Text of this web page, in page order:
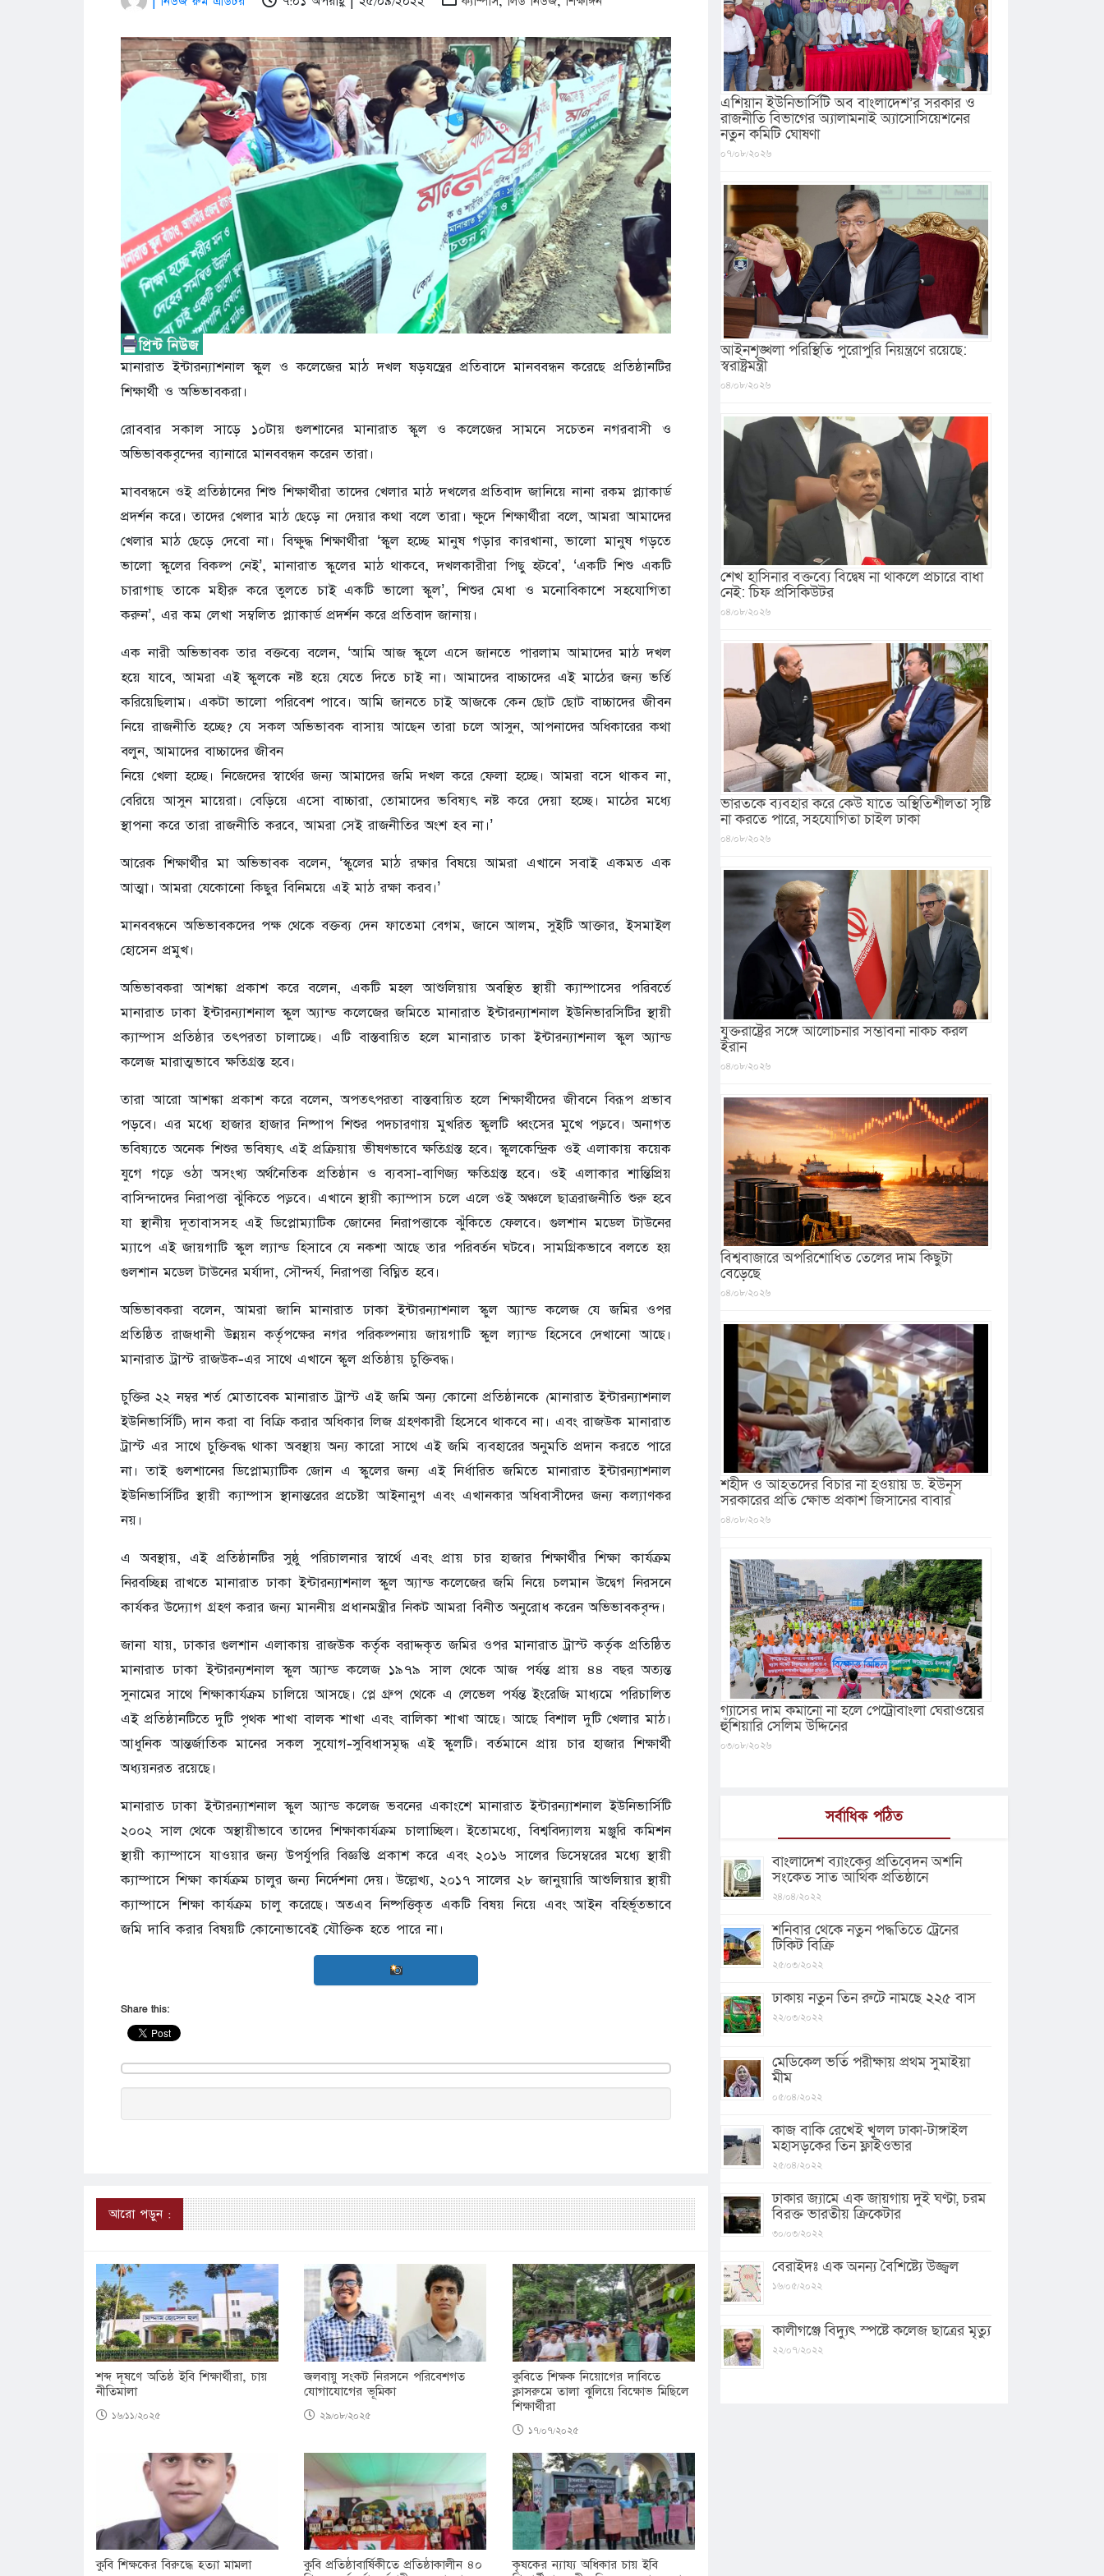
মানারাত ইন্টারন্যাশনাল স্কুল ও কলেজের মাঠ দখল ষড়যন্ত্রের প্রতিবাদে মানববন্ধন করেছে প্রতিষ্ঠানটির
শিক্ষার্থী ও অভিভাবকরা।
রোববার সকাল সাড়ে ১০টায় গুলশানের মানারাত স্কুল ও কলেজের সামনে সচেতন নগরবাসী ও
অভিভাবকবৃন্দের ব্যানারে মানববন্ধন করেন তারা।
মাববন্ধনে ওই প্রতিষ্ঠানের শিশু শিক্ষার্থীরা তাদের খেলার মাঠ দখলের প্রতিবাদ জানিয়ে নানা রকম প্ল্যাকার্ড
প্রদর্শন করে। তাদের খেলার মাঠ ছেড়ে না দেয়ার কথা বলে তারা। ক্ষুদে শিক্ষার্থীরা বলে, আমরা আমাদের
খেলার মাঠ ছেড়ে দেবো না। বিক্ষুদ্ধ শিক্ষার্থীরা ‘স্কুল হচ্ছে মানুষ গড়ার কারখানা, ভালো মানুষ গড়তে
ভালো স্কুলের বিকল্প নেই’, মানারাত স্কুলের মাঠ থাকবে, দখলকারীরা পিছু হটবে’, ‘একটি শিশু একটি
চারাগাছ তাকে মহীরু করে তুলতে চাই একটি ভালো স্কুল’, শিশুর মেধা ও মনোবিকাশে সহযোগিতা
করুন’, এর কম লেখা সম্বলিত প্ল্যাকার্ড প্রদর্শন করে প্রতিবাদ জানায়।
এক নারী অভিভাবক তার বক্তব্যে বলেন, ‘আমি আজ স্কুলে এসে জানতে পারলাম আমাদের মাঠ দখল
হয়ে যাবে, আমরা এই স্কুলকে নষ্ট হয়ে যেতে দিতে চাই না। আমাদের বাচ্চাদের এই মাঠের জন্য ভর্তি
করিয়েছিলাম। একটা ভালো পরিবেশ পাবে। আমি জানতে চাই আজকে কেন ছোট ছোট বাচ্চাদের জীবন
নিয়ে রাজনীতি হচ্ছে? যে সকল অভিভাবক বাসায় আছেন তারা চলে আসুন, আপনাদের অধিকারের কথা
বলুন, আমাদের বাচ্চাদের জীবন
নিয়ে খেলা হচ্ছে। নিজেদের স্বার্থের জন্য আমাদের জমি দখল করে ফেলা হচ্ছে। আমরা বসে থাকব না,
বেরিয়ে আসুন মায়েরা। বেড়িয়ে এসো বাচ্চারা, তোমাদের ভবিষ্যৎ নষ্ট করে দেয়া হচ্ছে। মাঠের মধ্যে
স্থাপনা করে তারা রাজনীতি করবে, আমরা সেই রাজনীতির অংশ হব না।’
আরেক শিক্ষার্থীর মা অভিভাবক বলেন, ‘স্কুলের মাঠ রক্ষার বিষয়ে আমরা এখানে সবাই একমত এক
আত্মা। আমরা যেকোনো কিছুর বিনিময়ে এই মাঠ রক্ষা করব।’
মানববন্ধনে অভিভাবকদের পক্ষ থেকে বক্তব্য দেন ফাতেমা বেগম, জানে আলম, সুইটি আক্তার, ইসমাইল
হোসেন প্রমুখ।
অভিভাবকরা আশঙ্কা প্রকাশ করে বলেন, একটি মহল আশুলিয়ায় অবস্থিত স্থায়ী ক্যাম্পাসের পরিবর্তে
মানারাত ঢাকা ইন্টারন্যাশনাল স্কুল অ্যান্ড কলেজের জমিতে মানারাত ইন্টারন্যাশনাল ইউনিভারসিটির স্থায়ী
ক্যাম্পাস প্রতিষ্ঠার তৎপরতা চালাচ্ছে। এটি বাস্তবায়িত হলে মানারাত ঢাকা ইন্টারন্যাশনাল স্কুল অ্যান্ড
কলেজ মারাত্মভাবে ক্ষতিগ্রস্ত হবে।
তারা আরো আশঙ্কা প্রকাশ করে বলেন, অপতৎপরতা বাস্তবায়িত হলে শিক্ষার্থীদের জীবনে বিরূপ প্রভাব
পড়বে। এর মধ্যে হাজার হাজার নিষ্পাপ শিশুর পদচারণায় মুখরিত স্কুলটি ধ্বংসের মুখে পড়বে। অনাগত
ভবিষ্যতে অনেক শিশুর ভবিষ্যৎ এই প্রক্রিয়ায় ভীষণভাবে ক্ষতিগ্রস্ত হবে। স্কুলকেন্দ্রিক ওই এলাকায় কয়েক
যুগে গড়ে ওঠা অসংখ্য অর্থনৈতিক প্রতিষ্ঠান ও ব্যবসা-বাণিজ্য ক্ষতিগ্রস্ত হবে। ওই এলাকার শান্তিপ্রিয়
বাসিন্দাদের নিরাপত্তা ঝুঁকিতে পড়বে। এখানে স্থায়ী ক্যাম্পাস চলে এলে ওই অঞ্চলে ছাত্ররাজনীতি শুরু হবে
যা স্থানীয় দূতাবাসসহ এই ডিপ্লোম্যাটিক জোনের নিরাপত্তাকে ঝুঁকিতে ফেলবে। গুলশান মডেল টাউনের
ম্যাপে এই জায়গাটি স্কুল ল্যান্ড হিসাবে যে নকশা আছে তার পরিবর্তন ঘটবে। সামগ্রিকভাবে বলতে হয়
গুলশান মডেল টাউনের মর্যাদা, সৌন্দর্য, নিরাপত্তা বিঘ্নিত হবে।
অভিভাবকরা বলেন, আমরা জানি মানারাত ঢাকা ইন্টারন্যাশনাল স্কুল অ্যান্ড কলেজ যে জমির ওপর
প্রতিষ্ঠিত রাজধানী উন্নয়ন কর্তৃপক্ষের নগর পরিকল্পনায় জায়গাটি স্কুল ল্যান্ড হিসেবে দেখানো আছে।
মানারাত ট্রাস্ট রাজউক-এর সাথে এখানে স্কুল প্রতিষ্ঠায় চুক্তিবদ্ধ।
চুক্তির ২২ নম্বর শর্ত মোতাবেক মানারাত ট্রাস্ট এই জমি অন্য কোনো প্রতিষ্ঠানকে (মানারাত ইন্টারন্যাশনাল
ইউনিভার্সিটি) দান করা বা বিক্রি করার অধিকার লিজ গ্রহণকারী হিসেবে থাকবে না। এবং রাজউক মানারাত
ট্রাস্ট এর সাথে চুক্তিবদ্ধ থাকা অবস্থায় অন্য কারো সাথে এই জমি ব্যবহারের অনুমতি প্রদান করতে পারে
না। তাই গুলশানের ডিপ্লোম্যাটিক জোন এ স্কুলের জন্য এই নির্ধারিত জমিতে মানারাত ইন্টারন্যাশনাল
ইউনিভার্সিটির স্থায়ী ক্যাম্পাস স্থানান্তরের প্রচেষ্টা আইনানুগ এবং এখানকার অধিবাসীদের জন্য কল্যাণকর
নয়।
এ অবস্থায়, এই প্রতিষ্ঠানটির সুষ্ঠু পরিচালনার স্বার্থে এবং প্রায় চার হাজার শিক্ষার্থীর শিক্ষা কার্যক্রম
নিরবচ্ছিন্ন রাখতে মানারাত ঢাকা ইন্টারন্যাশনাল স্কুল অ্যান্ড কলেজের জমি নিয়ে চলমান উদ্বেগ নিরসনে
কার্যকর উদ্যোগ গ্রহণ করার জন্য মাননীয় প্রধানমন্ত্রীর নিকট আমরা বিনীত অনুরোধ করেন অভিভাবকবৃন্দ।
জানা যায়, ঢাকার গুলশান এলাকায় রাজউক কর্তৃক বরাদ্দকৃত জমির ওপর মানারাত ট্রাস্ট কর্তৃক প্রতিষ্ঠিত
মানারাত ঢাকা ইন্টারন্যশনাল স্কুল অ্যান্ড কলেজ ১৯৭৯ সাল থেকে আজ পর্যন্ত প্রায় ৪৪ বছর অত্যন্ত
সুনামের সাথে শিক্ষাকার্যক্রম চালিয়ে আসছে। প্লে গ্রুপ থেকে এ লেভেল পর্যন্ত ইংরেজি মাধ্যমে পরিচালিত
এই প্রতিষ্ঠানটিতে দুটি পৃথক শাখা বালক শাখা এবং বালিকা শাখা আছে। আছে বিশাল দুটি খেলার মাঠ।
আধুনিক আন্তর্জাতিক মানের সকল সুযোগ-সুবিধাসমৃদ্ধ এই স্কুলটি। বর্তমানে প্রায় চার হাজার শিক্ষার্থী
অধ্যয়নরত রয়েছে।
মানারাত ঢাকা ইন্টারন্যাশনাল স্কুল অ্যান্ড কলেজ ভবনের একাংশে মানারাত ইন্টারন্যাশনাল ইউনিভার্সিটি
২০০২ সাল থেকে অস্থায়ীভাবে তাদের শিক্ষাকার্যক্রম চালাচ্ছিল। ইতোমধ্যে, বিশ্ববিদ্যালয় মঞ্জুরি কমিশন
স্থায়ী ক্যাম্পাসে যাওয়ার জন্য উপর্যুপরি বিজ্ঞপ্তি প্রকাশ করে এবং ২০১৬ সালের ডিসেম্বরের মধ্যে স্থায়ী
ক্যাম্পাসে শিক্ষা কার্যক্রম চালুর জন্য নির্দেশনা দেয়। উল্লেখ্য, ২০১৭ সালের ২৮ জানুয়ারি আশুলিয়ার স্থায়ী
ক্যাম্পাসে শিক্ষা কার্যক্রম চালু করেছে। অতএব নিষ্পত্তিকৃত একটি বিষয় নিয়ে এবং আইন বহির্ভূতভাবে
জমি দাবি করার বিষয়টি কোনোভাবেই যৌক্তিক হতে পারে না।
Share this:
আরো পড়ুন :
শব্দ দূষণে অতিষ্ঠ ইবি শিক্ষার্থীরা, চায়
নীতিমালা
১৬/১১/২০২৫
জলবায়ু সংকট নিরসনে পরিবেশগত
যোগাযোগের ভূমিকা
২৯/০৮/২০২৫
কুবিতে শিক্ষক নিয়োগের দাবিতে
ক্লাসরুমে তালা ঝুলিয়ে বিক্ষোভ মিছিলে
শিক্ষার্থীরা
১৭/০৭/২০২৫
কুবি শিক্ষকের বিরুদ্ধে হত্যা মামলা
কুবি প্রতিষ্ঠাবার্ষিকীতে প্রতিষ্ঠাকালীন ৪০
কৃষকের ন্যায্য অধিকার চায় ইবি
এশিয়ান ইউনিভার্সিটি অব বাংলাদেশ’র সরকার ও
রাজনীতি বিভাগের অ্যালামনাই অ্যাসোসিয়েশনের
নতুন কমিটি ঘোষণা
০৭/০৮/২০২৬
আইনশৃঙ্খলা পরিস্থিতি পুরোপুরি নিয়ন্ত্রণে রয়েছে:
স্বরাষ্ট্রমন্ত্রী
০৪/০৮/২০২৬
শেখ হাসিনার বক্তব্যে বিদ্বেষ না থাকলে প্রচারে বাধা
নেই: চিফ প্রসিকিউটর
০৪/০৮/২০২৬
ভারতকে ব্যবহার করে কেউ যাতে অস্থিতিশীলতা সৃষ্টি
না করতে পারে, সহযোগিতা চাইল ঢাকা
০৪/০৮/২০২৬
যুক্তরাষ্ট্রের সঙ্গে আলোচনার সম্ভাবনা নাকচ করল
ইরান
০৪/০৮/২০২৬
বিশ্ববাজারে অপরিশোধিত তেলের দাম কিছুটা
বেড়েছে
০৪/০৮/২০২৬
শহীদ ও আহতদের বিচার না হওয়ায় ড. ইউনূস
সরকারের প্রতি ক্ষোভ প্রকাশ জিসানের বাবার
০৪/০৮/২০২৬
গ্যাসের দাম কমানো না হলে পেট্রোবাংলা ঘেরাওয়ের
হুঁশিয়ারি সেলিম উদ্দিনের
০৩/০৮/২০২৬
সর্বাধিক পঠিত
বাংলাদেশ ব্যাংকের প্রতিবেদন অশনি
সংকেত সাত আর্থিক প্রতিষ্ঠানে
২৪/০৪/২০২২
শনিবার থেকে নতুন পদ্ধতিতে ট্রেনের
টিকিট বিক্রি
২৫/০৩/২০২২
ঢাকায় নতুন তিন রুটে নামছে ২২৫ বাস
২২/০৩/২০২২
মেডিকেল ভর্তি পরীক্ষায় প্রথম সুমাইয়া
মীম
০৫/০৪/২০২২
কাজ বাকি রেখেই খুলল ঢাকা-টাঙ্গাইল
মহাসড়কের তিন ফ্লাইওভার
২৫/০৪/২০২২
ঢাকার জ্যামে এক জায়গায় দুই ঘণ্টা, চরম
বিরক্ত ভারতীয় ক্রিকেটার
৩০/০৩/২০২২
বেরাইদঃ এক অনন্য বৈশিষ্ট্যে উজ্জ্বল
১৬/০৫/২০২২
কালীগঞ্জে বিদ্যুৎ স্পষ্টে কলেজ ছাত্রের মৃত্যু
২২/০৭/২০২২